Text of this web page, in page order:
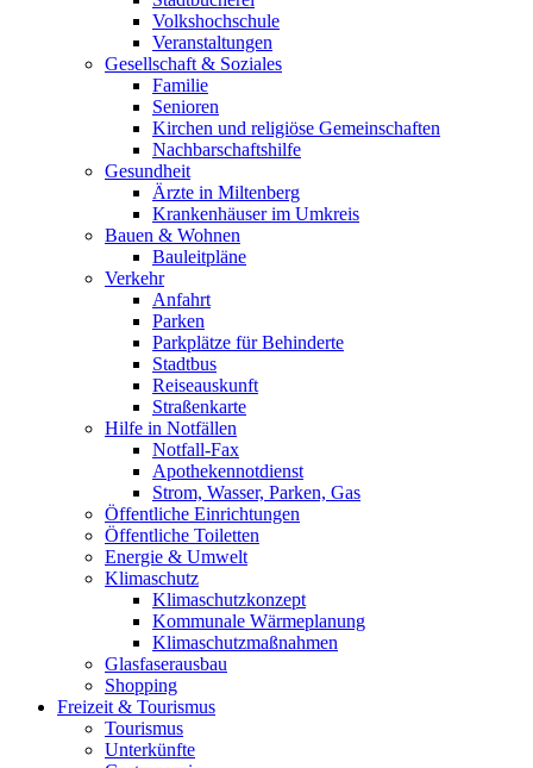
Volkshochschule
Veranstaltungen
Gesellschaft & Soziales
Familie
Senioren
Kirchen und religiöse Gemeinschaften
Nachbarschaftshilfe
Gesundheit
Ärzte in Miltenberg
Krankenhäuser im Umkreis
Bauen & Wohnen
Bauleitpläne
Verkehr
Anfahrt
Parken
Parkplätze für Behinderte
Stadtbus
Reiseauskunft
Straßenkarte
Hilfe in Notfällen
Notfall-Fax
Apothekennotdienst
Strom, Wasser, Parken, Gas
Öffentliche Einrichtungen
Öffentliche Toiletten
Energie & Umwelt
Klimaschutz
Klimaschutzkonzept
Kommunale Wärmeplanung
Klimaschutzmaßnahmen
Glasfaserausbau
Shopping
Freizeit & Tourismus
Tourismus
Unterkünfte